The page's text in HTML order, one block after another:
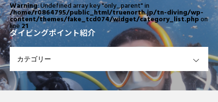
Warning: Undefined array key "only_parent" in
/home/r0864795/public_html/truenorth.jp/tn-diving/wp-
content/themes/fake_tcd074/widget/category_list.php on
line 21
ダイビングポイント紹介
OPEN